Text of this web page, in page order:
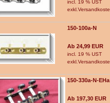
incl. 19 % UST
exkl.
150-100a-N
Ab 24,99 EUR
incl. 19 % UST
exkl.
150-330a-N-EHa
Ab 197,30 EUR